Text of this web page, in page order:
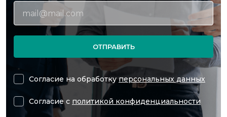
ОТПРАВИТЬ
Согласие на обработкуперсональных данных
Согласие с политикой конфиденциальности